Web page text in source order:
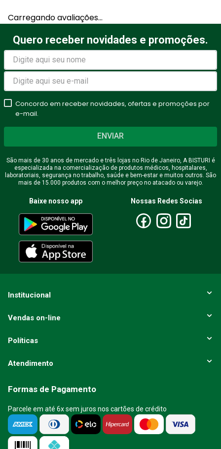
Carregando avaliações…
Quero receber novidades e promoções.
Concordo em receber novidades, ofertas e promoções por
e-mail.
ENVIAR
São mais de 30 anos de mercado e três lojas no Rio de Janeiro, A BISTURI é
especializada na comercialização de produtos médicos, hospitalares,
laboratoriais, segurança no trabalho, saúde e bem-estar e muitos outros. São
mais de 15.000 produtos com o melhor preço no atacado ou varejo.
Baixe nosso app Nossas Redes Socias
Institucional
Vendas on-line
Políticas
Atendimento
Formas de Pagamento
Parcele em até 6x sem juros nos cartões de crédito